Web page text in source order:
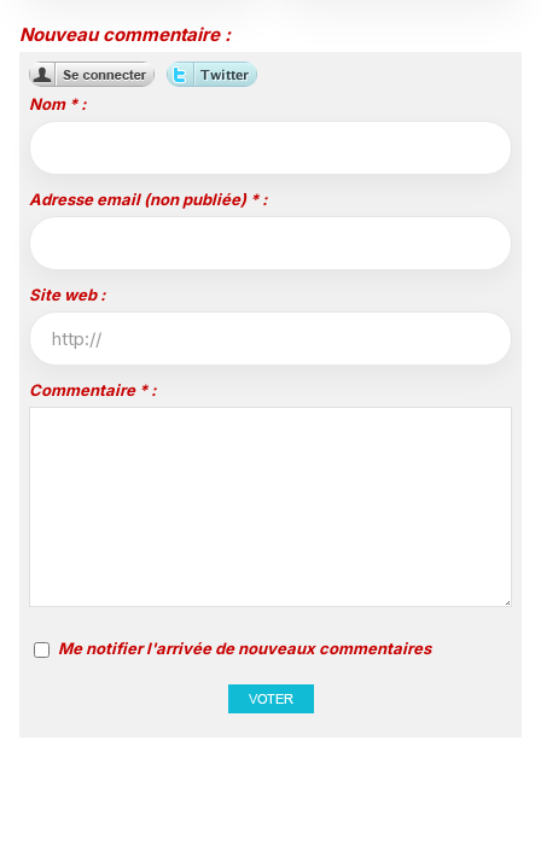
attractives
Nouveau commentaire :
Nom * :
Adresse email (non publiée) * :
Site web :
Commentaire * :
Me notifier l'arrivée de nouveaux commentaires